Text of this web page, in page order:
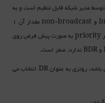
لینک داشته باشد. بدیهی است که priority توسط مدیر شبکه قابل تنظیم است و به
صورت پیش فرض در شبکه های broadcast و non-broadcast مقدار آن 1
است و بین همه روترها یکسان می باشد. مقدار priority به صورت پیش فرض روی
در صورتی که priority بین چند روتر یکسان باشد، روتری به عنوان DR انتخاب می